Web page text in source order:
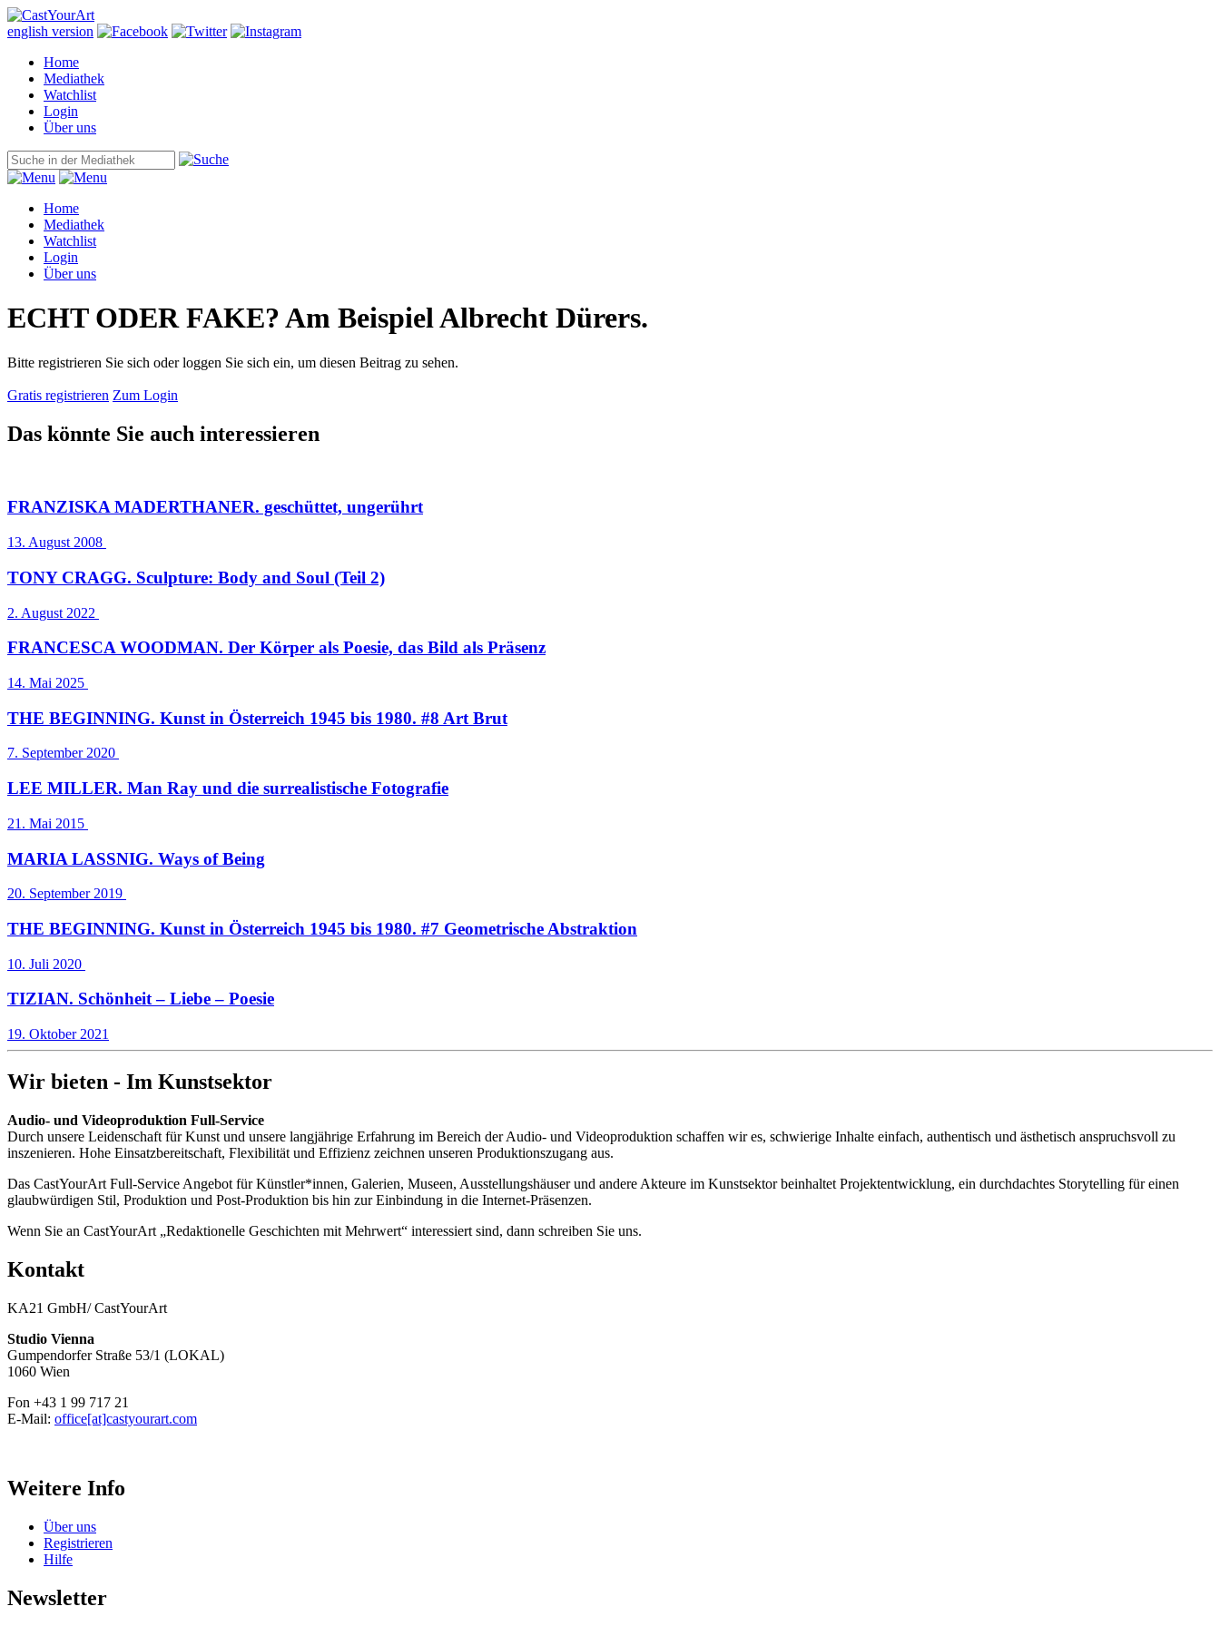
english version
Home
Mediathek
Watchlist
Login
Über uns
Home
Mediathek
Watchlist
Login
Über uns
ECHT ODER FAKE? Am Beispiel Albrecht Dürers.
Bitte registrieren Sie sich oder loggen Sie sich ein, um diesen Beitrag zu sehen.
Gratis registrieren Zum Login
Das könnte Sie auch interessieren
FRANZISKA MADERTHANER. geschüttet, ungerührt
13. August 2008
TONY CRAGG. Sculpture: Body and Soul (Teil 2)
2. August 2022
FRANCESCA WOODMAN. Der Körper als Poesie, das Bild als Präsenz
14. Mai 2025
THE BEGINNING. Kunst in Österreich 1945 bis 1980. #8 Art Brut
7. September 2020
LEE MILLER. Man Ray und die surrealistische Fotografie
21. Mai 2015
MARIA LASSNIG. Ways of Being
20. September 2019
THE BEGINNING. Kunst in Österreich 1945 bis 1980. #7 Geometrische Abstraktion
10. Juli 2020
TIZIAN. Schönheit – Liebe – Poesie
19. Oktober 2021
Wir bieten - Im Kunstsektor
Audio- und Videoproduktion Full-Service
Durch unsere Leidenschaft für Kunst und unsere langjährige Erfahrung im Bereich der Audio- und Videoproduktion schaffen wir es, schwierige Inhalte einfach, authentisch und ästhetisch anspruchsvoll zu
inszenieren. Hohe Einsatzbereitschaft, Flexibilität und Effizienz zeichnen unseren Produktionszugang aus.
Das CastYourArt Full-Service Angebot für Künstler*innen, Galerien, Museen, Ausstellungshäuser und andere Akteure im Kunstsektor beinhaltet Projektentwicklung, ein durchdachtes Storytelling für einen
glaubwürdigen Stil, Produktion und Post-Produktion bis hin zur Einbindung in die Internet-Präsenzen.
Wenn Sie an CastYourArt „Redaktionelle Geschichten mit Mehrwert“ interessiert sind, dann schreiben Sie uns.
Kontakt
KA21 GmbH/ CastYourArt
Studio Vienna
Gumpendorfer Straße 53/1 (LOKAL)
1060 Wien
Fon +43 1 99 717 21
E-Mail: office[at]castyourart.com
Weitere Info
Über uns
Registrieren
Hilfe
Newsletter